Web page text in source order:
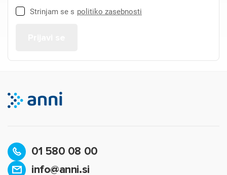
Strinjam se s politiko zasebnosti
01 580 08 00
info@anni.si